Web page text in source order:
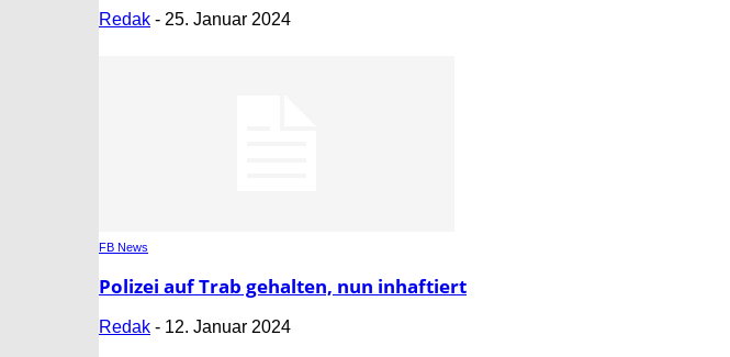
Redak - 25. Januar 2024
FB News
Polizei auf Trab gehalten, nun inhaftiert
Redak - 12. Januar 2024